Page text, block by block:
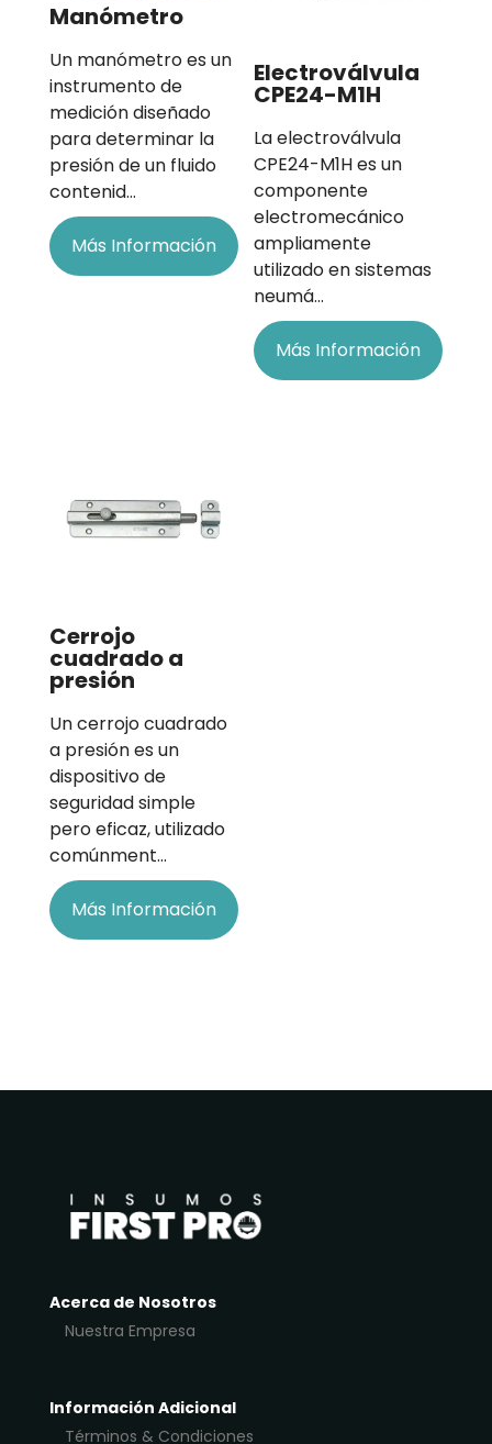
Manómetro
Un manómetro es un
instrumento de
medición diseñado
para determinar la
presión de un fluido
contenid…
Más Información
Electroválvula
CPE24-M1H
La electroválvula
CPE24-M1H es un
componente
electromecánico
ampliamente
utilizado en sistemas
neumá…
Más Información
Cerrojo
cuadrado a
presión
Un cerrojo cuadrado
a presión es un
dispositivo de
seguridad simple
pero eficaz, utilizado
comúnment…
Más Información
Acerca de Nosotros
Nuestra Empresa
Información Adicional
Términos & Condiciones